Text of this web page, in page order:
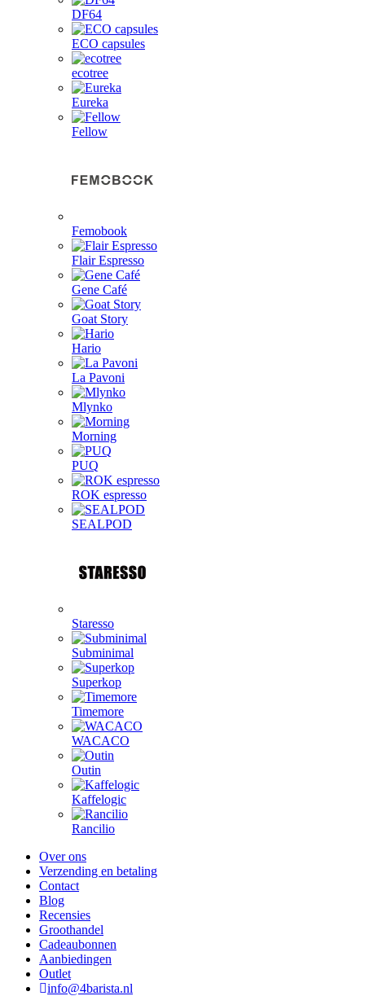
DF64
ECO capsules
ecotree
Eureka
Fellow
Femobook
Flair Espresso
Gene Café
Goat Story
Hario
La Pavoni
Mlynko
Morning
PUQ
ROK espresso
SEALPOD
Staresso
Subminimal
Superkop
Timemore
WACACO
Outin
Kaffelogic
Rancilio
Over ons
Verzending en betaling
Contact
Blog
Recensies
Groothandel
Cadeaubonnen
Aanbiedingen
Outlet
info@4barista.nl